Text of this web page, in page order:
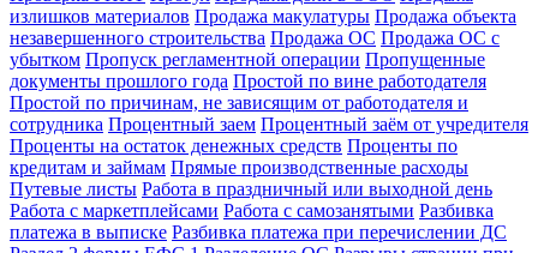
излишков материалов Продажа макулатуры Продажа объекта
незавершенного строительства Продажа ОС Продажа ОС с
убытком Пропуск регламентной операции Пропущенные
документы прошлого года Простой по вине работодателя
Простой по причинам, не зависящим от работодателя и
сотрудника Процентный заем Процентный заём от учредителя
Проценты на остаток денежных средств Проценты по
кредитам и займам Прямые производственные расходы
Путевые листы Работа в праздничный или выходной день
Работа с маркетплейсами Работа с самозанятыми Разбивка
платежа в выписке Разбивка платежа при перечислении ДС